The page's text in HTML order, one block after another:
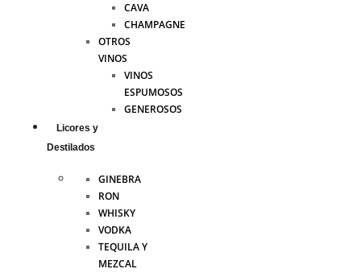
CAVA
CHAMPAGNE
OTROS
VINOS
VINOS
ESPUMOSOS
GENEROSOS
Licores y
Destilados
GINEBRA
RON
WHISKY
VODKA
TEQUILA Y
MEZCAL